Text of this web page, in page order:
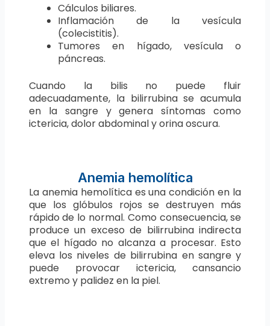
Cálculos biliares.
Inflamación de la vesícula
(colecistitis).
Tumores en hígado, vesícula o
páncreas.
Cuando la bilis no puede fluir
adecuadamente, la bilirrubina se acumula
en la sangre y genera síntomas como
ictericia, dolor abdominal y orina oscura.
Anemia hemolítica
La anemia hemolítica es una condición en la
que los glóbulos rojos se destruyen más
rápido de lo normal. Como consecuencia, se
produce un exceso de bilirrubina indirecta
que el hígado no alcanza a procesar. Esto
eleva los niveles de bilirrubina en sangre y
puede provocar ictericia, cansancio
extremo y palidez en la piel.